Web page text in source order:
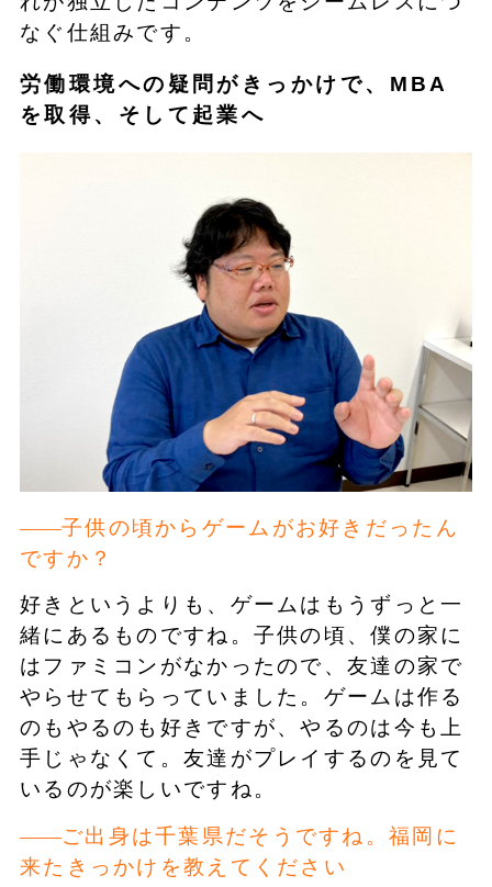
なぐ仕組みです。
労働環境への疑問がきっかけで、MBA
を取得、そして起業へ
子供の頃からゲームがお好きだったん
ですか？
好きというよりも、ゲームはもうずっと一
緒にあるものですね。子供の頃、僕の家に
はファミコンがなかったので、友達の家で
やらせてもらっていました。ゲームは作る
のもやるのも好きですが、やるのは今も上
手じゃなくて。友達がプレイするのを見て
いるのが楽しいですね。
ご出身は千葉県だそうですね。福岡に
来たきっかけを教えてください